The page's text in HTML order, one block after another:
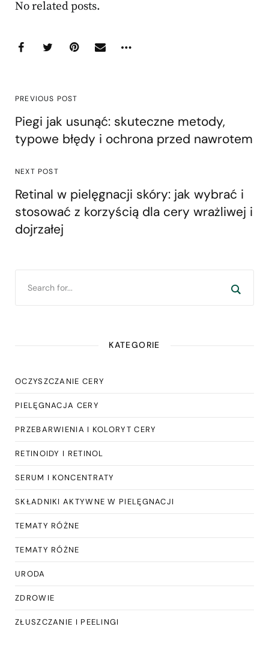
No related posts.
PREVIOUS POST
Piegi jak usunąć: skuteczne metody,
typowe błędy i ochrona przed nawrotem
NEXT POST
Retinal w pielęgnacji skóry: jak wybrać i
stosować z korzyścią dla cery wrażliwej i
dojrzałej
KATEGORIE
OCZYSZCZANIE CERY
PIELĘGNACJA CERY
PRZEBARWIENIA I KOLORYT CERY
RETINOIDY I RETINOL
SERUM I KONCENTRATY
SKŁADNIKI AKTYWNE W PIELĘGNACJI
TEMATY RÓŻNE
TEMATY RÓŻNE
URODA
ZDROWIE
ZŁUSZCZANIE I PEELINGI